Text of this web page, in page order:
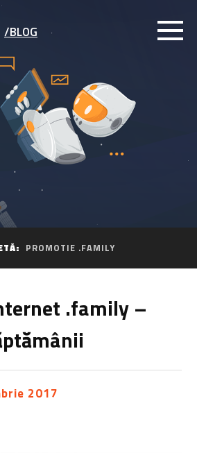
/BLOG
PROMOTIE .FAMILY
.family –
2017